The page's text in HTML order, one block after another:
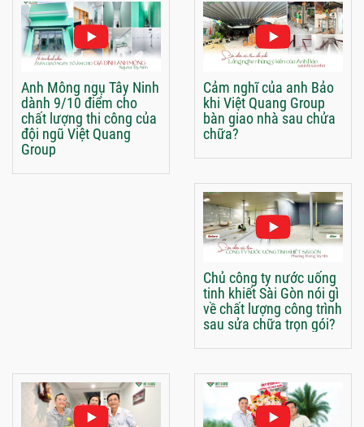
Anh Mông ngụ Tây Ninh
dành 9/10 điểm cho
chất lượng thi công của
đội ngũ Việt Quang
Group
Cảm nghĩ của anh Bảo
khi Việt Quang Group
bàn giao nhà sau chửa
chữa?
Chủ công ty nước uống
tinh khiết Sài Gòn nói gì
về chất lượng công trình
sau sửa chữa trọn gói?